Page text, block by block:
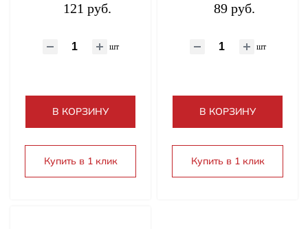
121 руб.
шт
В КОРЗИНУ
Купить в 1 клик
89 руб.
шт
В КОРЗИНУ
Купить в 1 клик